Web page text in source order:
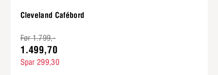
Cleveland Cafébord
Før 1.799,-
1.499,70
Spar 299,30